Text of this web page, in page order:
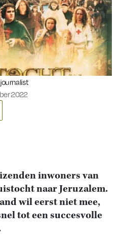
2022
inwoners van
naar Jeruzalem.
wil eerst niet mee,
tot een succesvolle